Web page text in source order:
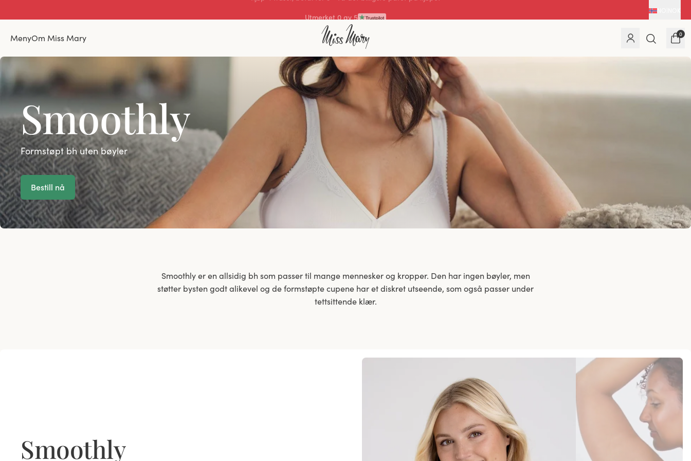
MenyOm Miss Mary 0
Smoothly
Formstøpt bh uten bøyler
Bestill nå
Smoothly er en allsidig bh som passer til mange mennesker og kropper. Den har ingen bøyler, men
støtter bysten godt alikevel og de formstøpte cupene har et diskret utseende, som også passer under
tettsittende klær.
Smoothly